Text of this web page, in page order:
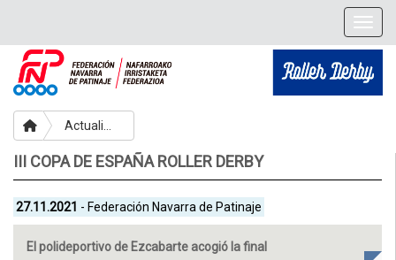
Actualidad
III COPA DE ESPAÑA ROLLER DERBY
27.11.2021 - Federación Navarra de Patinaje
El polideportivo de Ezcabarte acogió la final